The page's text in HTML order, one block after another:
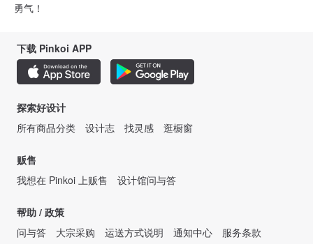
勇气！
下载 Pinkoi APP
探索好设计
所有商品分类
设计志 找灵感 逛橱窗
贩售
我想在 Pinkoi 上贩售
设计馆问与答
帮助 / 政策
问与答
大宗采购 运送方式说明 通知中心
服务条款